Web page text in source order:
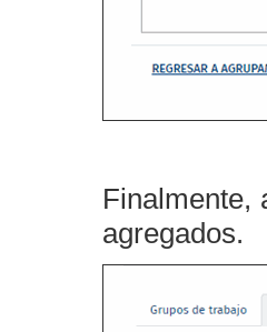
Finalmente,
agregados.